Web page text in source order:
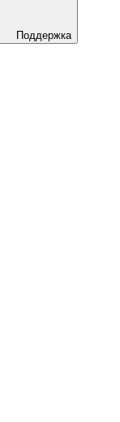
Поддержка